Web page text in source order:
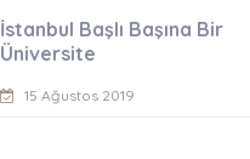
İstanbul Başlı Başına Bir
Üniversite
15 Ağustos 2019